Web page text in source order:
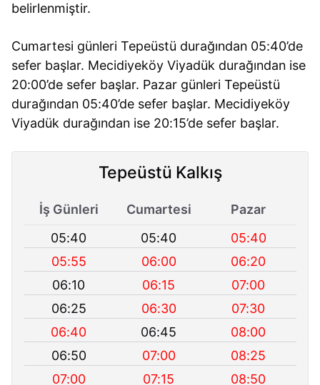
belirlenmiştir.
Cumartesi günleri Tepeüstü durağından 05:40’de
sefer başlar. Mecidiyeköy Viyadük durağından ise
20:00’de sefer başlar. Pazar günleri Tepeüstü
durağından 05:40’de sefer başlar. Mecidiyeköy
Viyadük durağından ise 20:15’de sefer başlar.
Tepeüstü Kalkış
İş Günleri Cumartesi
Pazar
05:40
05:40
05:40
05:55
06:00
06:20
06:10
06:15
07:00
06:25
06:30
07:30
06:40
06:45
08:00
06:50
07:00
08:25
07:00
07:15 08:50